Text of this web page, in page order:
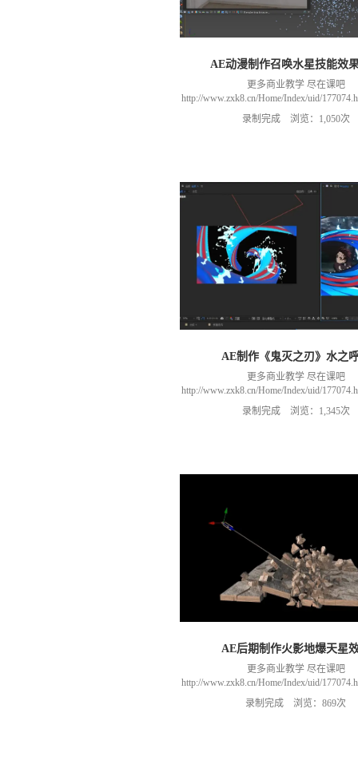
AE动漫制作召唤水星技能效
更多商业教学 尽在课吧
http://www.zxk8.cn/Home/Index/uid/
以加群(课程所用素材和插件，均在
466106974 群里干货满满 可以加我们导
录制完成 浏览：1,050次
AE制作《鬼灭之刃》水之
更多商业教学 尽在课吧
http://www.zxk8.cn/Home/Index/uid/
以加群(课程所用素材和插件，均在
466106974 群里干货满满 可以加我们导
录制完成 浏览：1,345次
AE后期制作火影地爆天星
更多商业教学 尽在课吧
http://www.zxk8.cn/Home/Index/uid/
以加群(课程所用素材和插件，均在
466106974 群里干货满满 可以加我们导
录制完成 浏览：869次